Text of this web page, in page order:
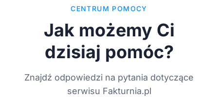
CENTRUM POMOCY
Jak możemy Ci
dzisiaj pomóc?
Znajdź odpowiedzi na pytania dotyczące
serwisu Fakturnia.pl